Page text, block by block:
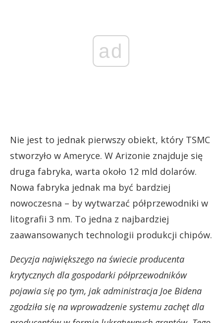
ad
Nie jest to jednak pierwszy obiekt, który TSMC
stworzyło w Ameryce. W Arizonie znajduje się
druga fabryka, warta około 12 mld dolarów.
Nowa fabryka jednak ma być bardziej
nowoczesna – by wytwarzać półprzewodniki w
litografii 3 nm. To jedna z najbardziej
zaawansowanych technologii produkcji chipów.
Decyzja największego na świecie producenta
krytycznych dla gospodarki półprzewodników
pojawia się po tym, jak administracja Joe Bidena
zgodziła się na wprowadzenie systemu zachęt dla